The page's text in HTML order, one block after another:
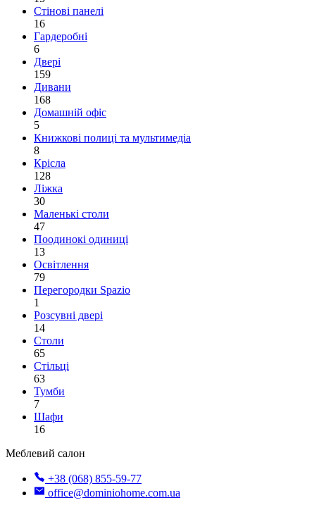
Стінові панелі
16
Гардеробні
6
Двері
159
Дивани
168
Домашній офіс
5
Книжкові полиці та мультимедіа
8
Крісла
128
Ліжка
30
Маленькі столи
47
Поодинокі одиниці
13
Освітлення
79
Перегородки Spazio
1
Розсувні двері
14
Столи
65
Стільці
63
Тумби
7
Шафи
16
Меблевий салон
+38 (068) 855-59-77
office@dominiohome.com.ua